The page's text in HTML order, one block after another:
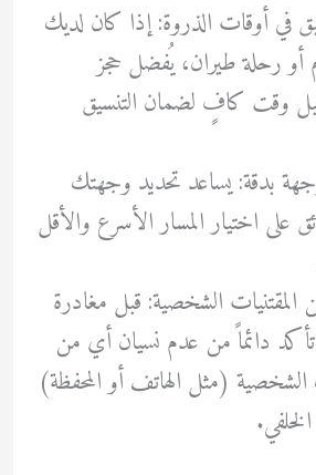
في أوقات الذروة: إذا كان لديك
أو رحلة طيران، يُفضل حجز
وقت كافٍ لضمان التنسيق
بدقة: يساعد تحديد وجهتك
على اختيار المسار الأسرع والأقل
المقتنيات الشخصية: قبل مغادرة
تأكد دائماً من عدم نسيان أي من
(مثل الهاتف أو المحفظة)